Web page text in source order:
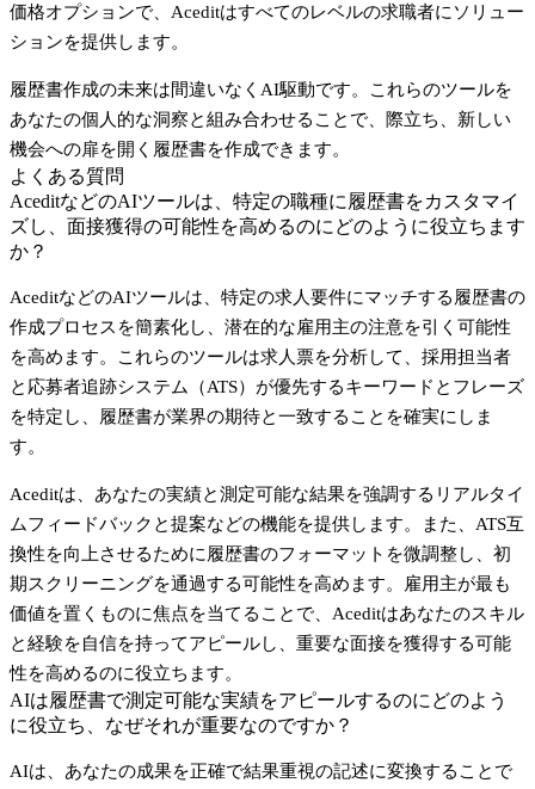
価格オプションで、Aceditはすべてのレベルの求職者にソリュー
ションを提供します。
履歴書作成の未来は間違いなくAI駆動です。これらのツールを
あなたの個人的な洞察と組み合わせることで、際立ち、新しい
機会への扉を開く履歴書を作成できます。
よくある質問
AceditなどのAIツールは、特定の職種に履歴書をカスタマイ
ズし、面接獲得の可能性を高めるのにどのように役立ちます
か？
AceditなどのAIツールは、特定の求人要件にマッチする履歴書の
作成プロセスを簡素化し、潜在的な雇用主の注意を引く可能性
を高めます。これらのツールは求人票を分析して、採用担当者
と応募者追跡システム（ATS）が優先するキーワードとフレーズ
を特定し、履歴書が業界の期待と一致することを確実にしま
す。
Aceditは、あなたの実績と測定可能な結果を強調するリアルタイ
ムフィードバックと提案などの機能を提供します。また、ATS互
換性を向上させるために履歴書のフォーマットを微調整し、初
期スクリーニングを通過する可能性を高めます。雇用主が最も
価値を置くものに焦点を当てることで、Aceditはあなたのスキル
と経験を自信を持ってアピールし、重要な面接を獲得する可能
性を高めるのに役立ちます。
AIは履歴書で測定可能な実績をアピールするのにどのよう
に役立ち、なぜそれが重要なのですか？
AIは、あなたの成果を正確で結果重視の記述に変換することで